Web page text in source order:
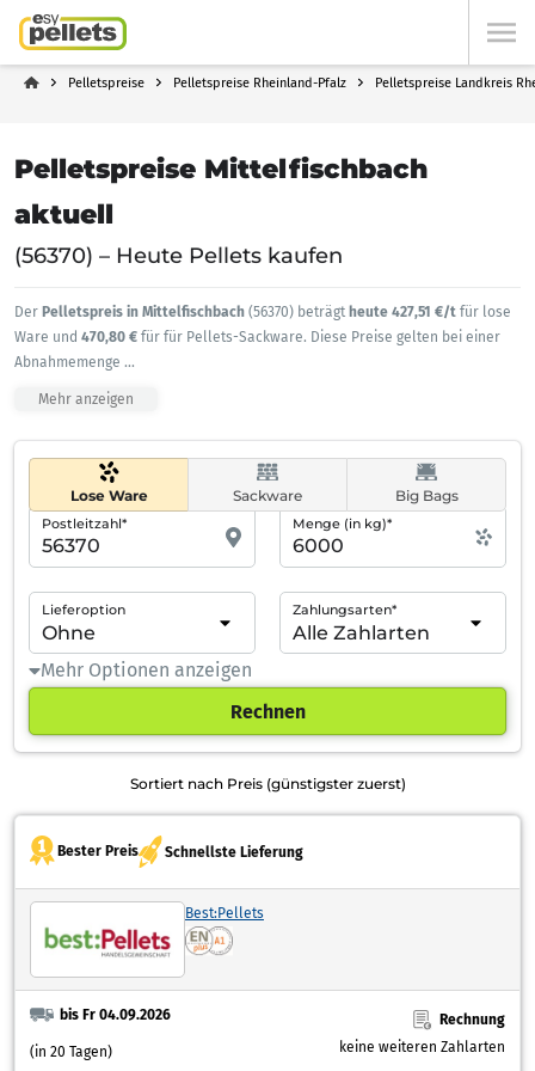
Pelletspreise Pelletspreise Rheinland-Pfalz Pelletspreise Landkreis
Pelletspreise Mittelfischbach
aktuell
(56370) – Heute Pellets kaufen
Der Pelletspreis in Mittelfischbach (56370) beträgt heute 427,51 €/t für lose
Ware und 470,80 € für für Pellets-Sackware. Diese Preise gelten bei einer
Abnahmemenge ...
Mehr anzeigen
Lose Ware Sackware Big Bags
Postleitzahl* Menge (in kg)*
Lieferoption Zahlungsarten*
Mehr Optionen anzeigen
Rechnen
Sortiert nach Preis (günstigster zuerst)
Bester Preis Schnellste Lieferung
Best:Pellets
bis Fr 04.09.2026
(in 20 Tagen)
Rechnung
keine weiteren Zahlarten